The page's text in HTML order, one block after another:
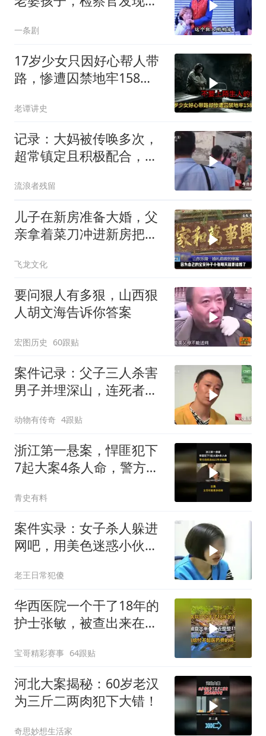
一条剧
17岁少女只因好心帮人带
路，惨遭囚禁地牢158
老谭讲史
记录：大妈被传唤多次，
超常镇定且积极配合，反
流浪者残留
儿子在新房准备大婚，父
亲拿着菜刀冲进新房把儿
飞龙文化
要问狠人有多狠，山西狠
人胡文海告诉你答案
宏图历史 60跟贴
案件记录：父子三人杀害
男子并埋深山，连死者是
动物有传奇 4跟贴
浙江第一悬案，悍匪犯下
7起大案4条人命，警方连
青史有料
案件实录：女子杀人躲进
网吧，用美色迷惑小伙，
老王日常犯傻
华西医院一个干了18年的
护士张敏，被查出来在过
宝哥精彩赛事 64跟贴
河北大案揭秘：60岁老汉
为三斤二两肉犯下大错！
奇思妙想生活家